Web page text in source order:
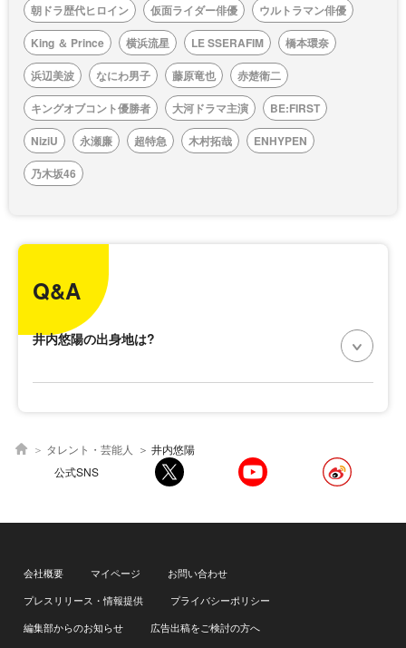
朝ドラ歴代ヒロイン 仮面ライダー俳優
ウルトラマン俳優
King ＆ Prince
横浜流星 LE SSERAFIM
橋本環奈
浜辺美波
なにわ男子 藤原竜也
赤楚衛二
キングオブコント優勝者
大河ドラマ主演
BE:FIRST
NiziU
永瀬廉 超特急 木村拓哉
ENHYPEN
乃木坂46
Q&A
井内悠陽の出身地は?
タレント・芸能人
井内悠陽
公式SNS
会社概要 マイページ
お問い合わせ
プレスリリース・情報提供
プライバシーポリシー
編集部からのお知らせ
広告出稿をご検討の方へ